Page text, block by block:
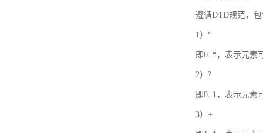
遵循DTD规范，
1）*
即0..*，表示元素
2）?
即0..1，表示元素
3）+